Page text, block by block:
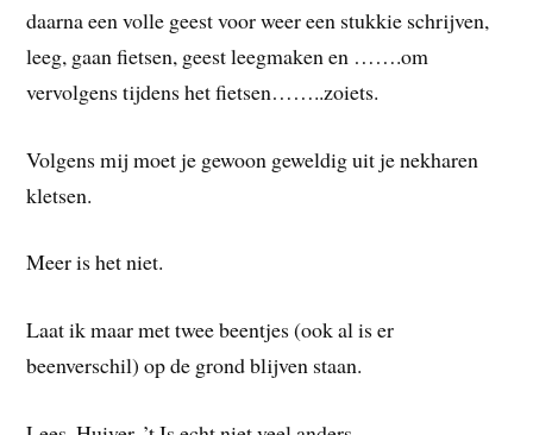
daarna een volle geest voor weer een stukkie schrijven,
leeg, gaan fietsen, geest leegmaken en …….om
vervolgens tijdens het fietsen……..zoiets.
Volgens mij moet je gewoon geweldig uit je nekharen
kletsen.
Meer is het niet.
Laat ik maar met twee beentjes (ook al is er
beenverschil) op de grond blijven staan.